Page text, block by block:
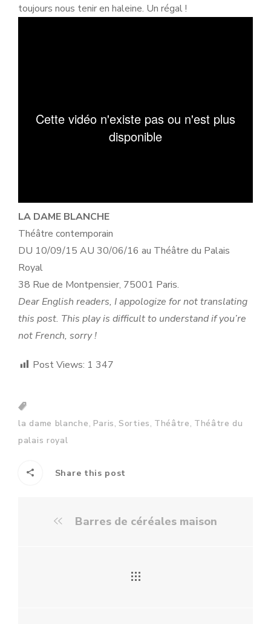
toujours nous tenir en haleine. Un régal !
LA DAME BLANCHE
Théâtre contemporain
DU 10/09/15 AU 30/06/16 au Théâtre du Palais
Royal
38 Rue de Montpensier, 75001 Paris.
Dear English readers, I appologize for not translating
this post. This play is difficult to understand if you’re
not French, sorry !
Post Views: 1 347
la dame blanche, Paris, Sorties, Théâtre, Théâtre du
palais royal
Share this post
Barres de céréales maison